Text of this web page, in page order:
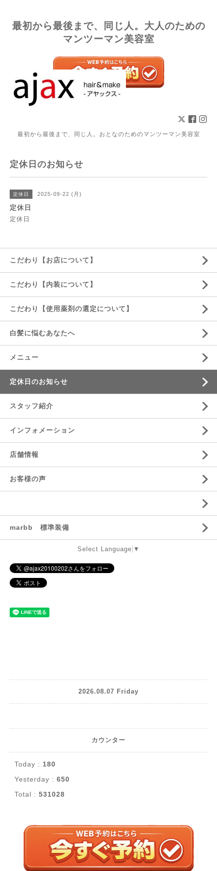
最初から最後まで、同じ人。大人のための
マンツーマン美容室
最初から最後まで、同じ人。おとなのためのマンツーマン美容室
定休日のお知らせ
定休日 2025-09-22 (月)
定休日
定休日
こだわり【お店について】
こだわり【内装について】
こだわり【使用薬剤の選定について】
白髪に悩むあなたへ
メニュー
定休日のお知らせ
スタッフ紹介
インフォメーション
店舗情報
お客様の声
marbb 標準装備
Select Language ▼
2026.08.07 Friday
カウンター
Today : 180
Yesterday : 650
Total : 531028